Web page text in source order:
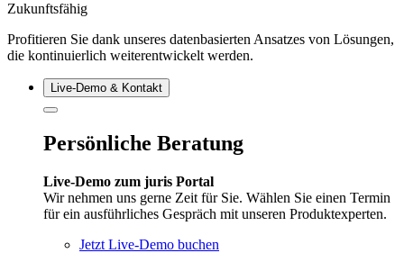
Zukunftsfähig
Profitieren Sie dank unseres datenbasierten Ansatzes von Lösungen,
die kontinuierlich weiterentwickelt werden.
Live‑Demo & Kontakt
Persönliche Beratung
Live-Demo zum juris Portal
Wir nehmen uns gerne Zeit für Sie. Wählen Sie einen Termin
für ein ausführliches Gespräch mit unseren Produktexperten.
Jetzt Live-Demo buchen